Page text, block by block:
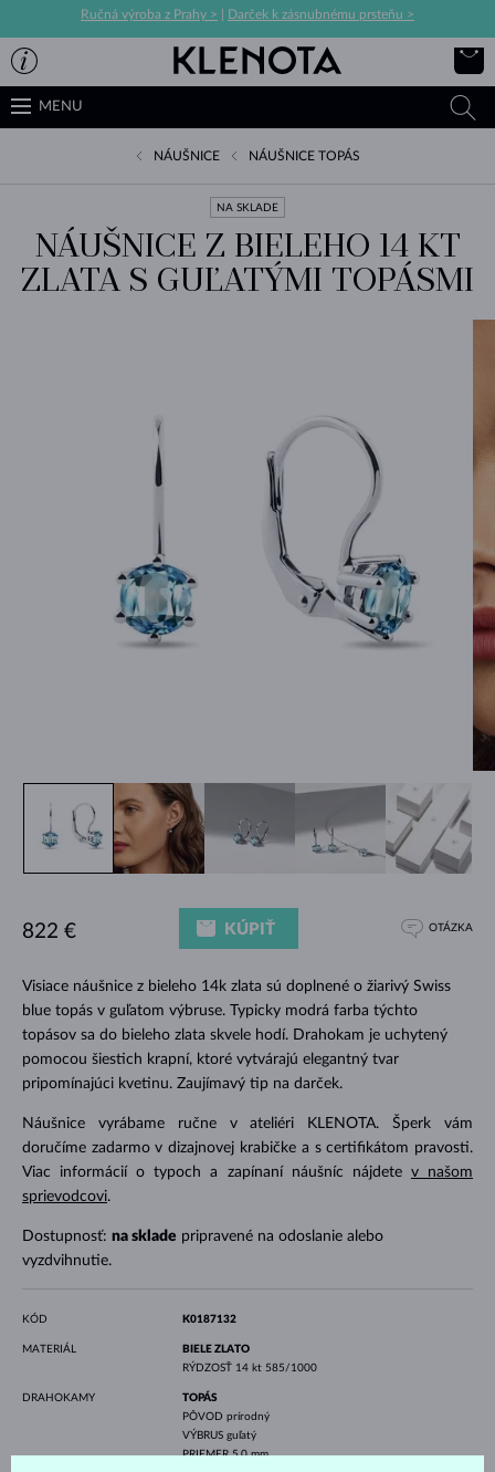
Ručná výroba z Prahy > Darček k zásnubnému prsteňu >
MENU
NÁUŠNICE NÁUŠNICE TOPÁS
NA SKLADE
NÁUŠNICE Z BIELEHO 14 KT
ZLATA S GUĽATÝMI TOPÁSMI
Visiace náušnice z bieleho 14k zlata sú doplnené o žiarivý Swiss
blue topás v guľatom výbruse. Typicky modrá farba týchto
topásov sa do bieleho zlata skvele hodí. Drahokam je uchytený
pomocou šiestich krapní, ktoré vytvárajú elegantný tvar
pripomínajúci kvetinu. Zaujímavý tip na darček.
Náušnice vyrábame ručne v ateliéri KLENOTA. Šperk vám
doručíme zadarmo v dizajnovej krabičke a s certifikátom pravosti.
Viac informácií o typoch a zapínaní náušníc nájdete v našom
sprievodcovi.
Dostupnosť: na sklade pripravené na odoslanie alebo
vyzdvihnutie.
822 € KÚPIŤ OTÁZKA
KÓD K0187132
MATERIÁL
BIELE ZLATO
RÝDZOSŤ 14 kt 585/1000
DRAHOKAMY
TOPÁS
PÔVOD prírodný
VÝBRUS guľatý
PRIEMER5.0 mm